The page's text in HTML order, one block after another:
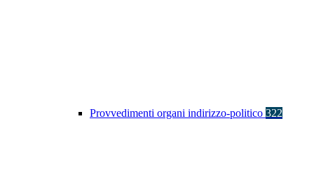
Provvedimenti organi indirizzo-politico 322